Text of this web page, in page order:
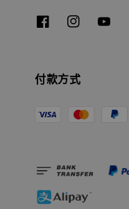
付款方式